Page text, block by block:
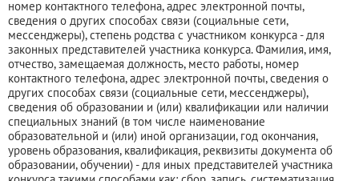
номер контактного телефона, адрес электронной почты,
сведения о других способах связи (социальные сети,
мессенджеры), степень родства с участником конкурса - для
законных представителей участника конкурса. Фамилия, имя,
отчество, замещаемая должность, место работы, номер
контактного телефона, адрес электронной почты, сведения о
других способах связи (социальные сети, мессенджеры),
сведения об образовании и (или) квалификации или наличии
специальных знаний (в том числе наименование
образовательной и (или) иной организации, год окончания,
уровень образования, квалификация, реквизиты документа об
образовании, обучении) - для иных представителей участника